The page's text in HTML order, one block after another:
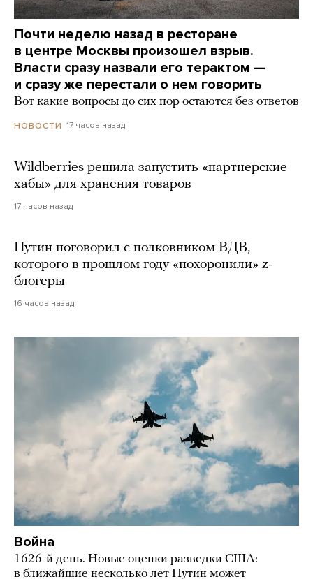
Почти неделю назад в ресторане
в центре Москвы произошел взрыв.
Власти сразу назвали его терактом —
и сразу же перестали о нем говорить
Вот какие вопросы до сих пор остаются без ответов
НОВОСТИ 17 часов назад
Wildberries решила запустить «партнерские
хабы» для хранения товаров
17 часов назад
Путин поговорил с полковником ВДВ,
которого в прошлом году «похоронили» z-
блогеры
16 часов назад
Война
1626-й день. Новые оценки разведки США:
в ближайшие несколько лет Путин может